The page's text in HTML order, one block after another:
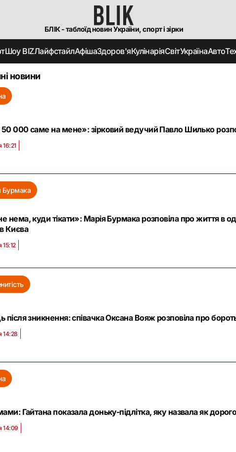
БЛІК - таблоїд новин України, спорт і зірки
Шоу BIZЛайфстайлАфішаЗдоров'яКулінаріяСвітУкраїнаАвто
новини
000 саме на мене»: зірковий ведучий Павло Шилько
16:21
Бурмака
нема, куди тікати»: Марія Бурмака розповіла про життя в
Києва
15:12
після зникнення: співачка Оксана Вояж розповіла про
14:28
Гайтана показала доньку-підлітка, яку назвала як
14:09